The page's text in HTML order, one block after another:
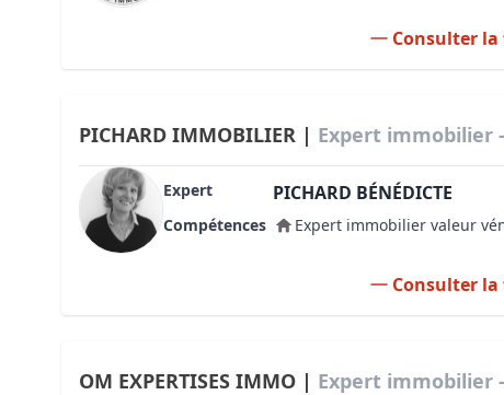
Consulter
PICHARD IMMOBILIER | Expert immobilier -
Expert PICHARD BÉNÉDICTE
Compétences Expert immobilier valeur
Consulter
OM EXPERTISES IMMO | Expert immobilier -